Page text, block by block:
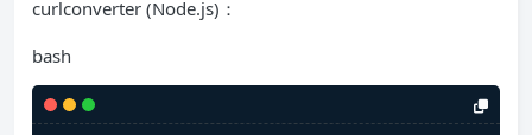
curlconverter (Node.js)：
bash